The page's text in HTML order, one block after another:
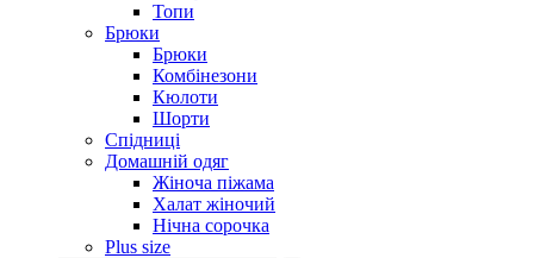
Топи
Брюки
Брюки
Комбінезони
Кюлоти
Шорти
Спідниці
Домашній одяг
Жіноча піжама
Халат жіночий
Нічна сорочка
Plus size